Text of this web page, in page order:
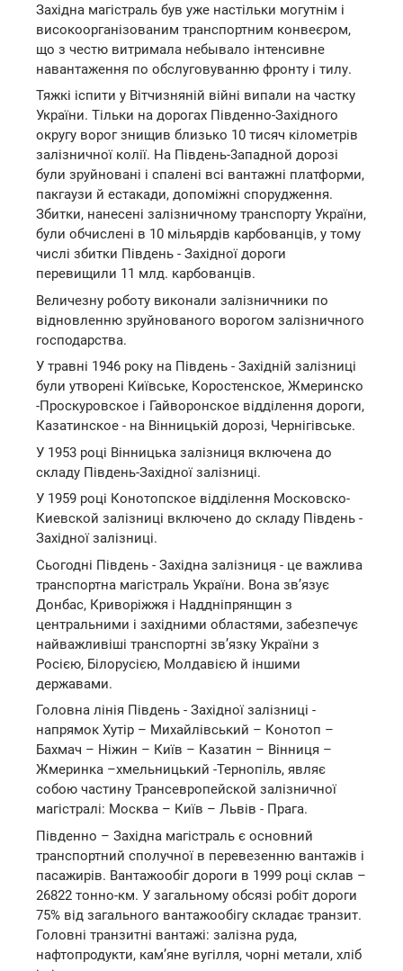
Західна магістраль був уже настільки могутнім і
високоорганізованим транспортним конвеєром,
що з честю витримала небывало інтенсивне
навантаження по обслуговуванню фронту і тилу.
Тяжкі іспити у Вітчизняній війні випали на частку
України. Тільки на дорогах Південно-Західного
округу ворог знищив близько 10 тисяч кілометрів
залізничної колії. На Південь-3ападной дорозі
були зруйновані і спалені всі вантажні платформи,
пакгаузи й естакади, допоміжні спорудження.
Збитки, нанесені залізничному транспорту України,
були обчислені в 10 мільярдів карбованців, у тому
числі збитки Південь - Західної дороги
перевищили 11 млд. карбованців.
Величезну роботу виконали залізничники по
відновленню зруйнованого ворогом залізничного
господарства.
У травні 1946 року на Південь - Західній залізниці
були утворені Київське, Коростенское, Жмеринско
-Проскуровское і Гайворонское відділення дороги,
Казатинское - на Вінницькій дорозі, Чернігівське.
У 1953 році Вінницька залізниця включена до
складу Південь-Західної залізниці.
У 1959 році Конотопское відділення Московско-
Киевской залізниці включено до складу Південь -
Західної залізниці.
Сьогодні Південь - Західна залізниця - це важлива
транспортна магістраль України. Вона зв’язує
Донбас, Криворіжжя і Наддніпрянщин з
центральними і західними областями, забезпечує
найважливіші транспортні зв’язку України з
Росією, Білорусією, Молдавією й іншими
державами.
Головна лінія Південь - Західної залізниці -
напрямок Хутір – Михайлівський – Конотоп –
Бахмач – Ніжин – Київ – Казатин – Вінниця –
Жмеринка –хмельницький -Тернопіль, являє
собою частину Трансевропейской залізничної
магістралі: Москва – Київ – Львів - Прага.
Південно – Західна магістраль є основний
транспортний сполучної в перевезенню вантажів і
пасажирів. Вантажообіг дороги в 1999 році склав –
26822 тонно-км. У загальному обсязі робіт дороги
75% від загального вантажообігу складає транзит.
Головні транзитні вантажі: залізна руда,
нафтопродукти, кам’яне вугілля, чорні метали, хліб